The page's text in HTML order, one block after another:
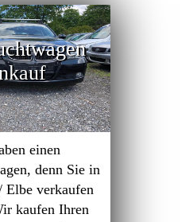
einen
denn Sie in
Elbe verkaufen
kaufen Ihren